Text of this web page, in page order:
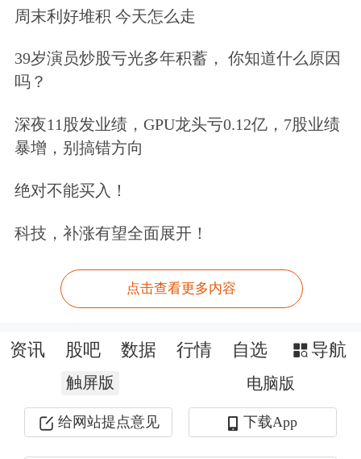
周末利好堆积 今天怎么走
39岁演员炒股亏光多年积蓄， 你知道什么原因
吗？
深夜11股发业绩，GPU龙头亏0.12亿，7股业绩
暴增，别搞错方向
绝对不能买入！
科技，补涨有望全面展开！
点击查看更多内容
资讯 股吧 数据 行情 自选 导航
触屏版 电脑版
给网站提点意见 下载App